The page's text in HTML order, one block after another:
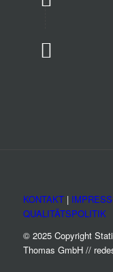
KONTAKT|
QUALITÄTSPOLITIK
© 2025 Copyright
Thomas GmbH //